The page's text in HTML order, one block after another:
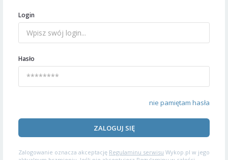
Login
Hasło
nie pamiętam hasła
ZALOGUJ SIĘ
Zalogowanie oznacza akceptację Regulaminu serwisu Wykop.pl w jego